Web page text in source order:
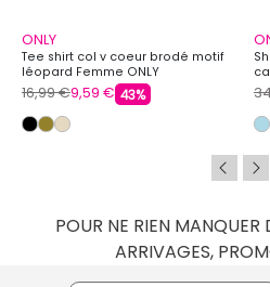
ONLY
Tee shirt col v coeur brodé motif
léopard Femme ONLY
16,99 €9,59 € 43%
POUR NE RIEN MANQUER
ARRIVAGES,